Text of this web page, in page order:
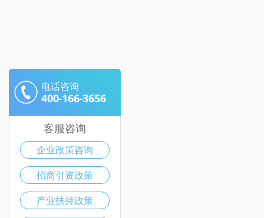
电话咨询
400-166-3656
客服咨询
企业政策咨询
招商引资政策
产业扶持政策